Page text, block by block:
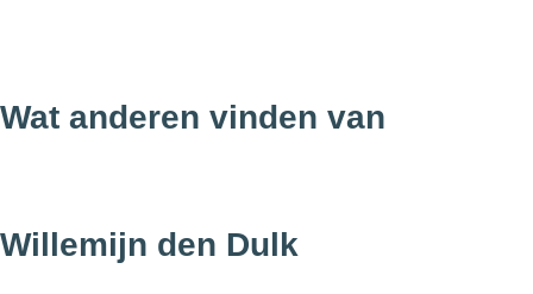
Wat anderen vinden van
Willemijn den Dulk